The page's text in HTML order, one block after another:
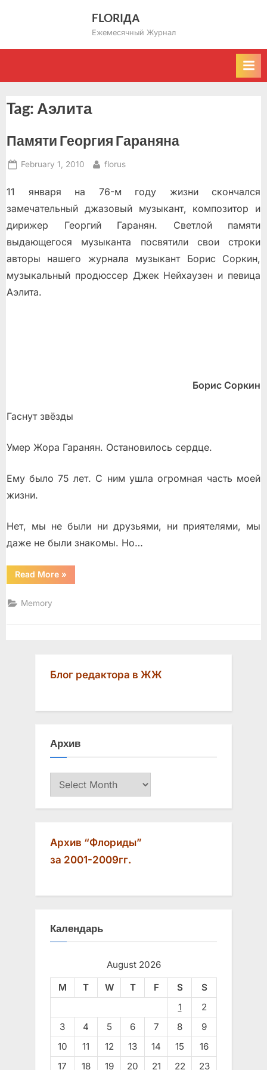
FLORIДА
Ежемесячный Журнал
Tag: Аэлита
Памяти Георгия Гараняна
Posted
February 1, 2010 By
florus
11 января на 76-м году жизни скончался
замечательный джазовый музыкант, композитор и
дирижер Георгий Гаранян. Светлой памяти
выдающегося музыканта посвятили свои строки
авторы нашего журнала музыкант Борис Соркин,
музыкальный продюссер Джек Нейхаузен и певица
Аэлита.
Борис Соркин
Гаснут звёзды
Умер Жора Гаранян. Остановилось сердце.
Ему было 75 лет. С ним ушла огромная часть моей
жизни.
Нет, мы не были ни друзьями, ни приятелями, мы
даже не были знакомы. Но…
Read More“Памяти
Георгия
»
Memory
Блог редактора в ЖЖ
Архив
Архив
Архив “Флориды”
за 2001-2009гг.
Календарь
August 2026
M
T W T F S
S
1
2
3
4 5 6 7 8
9
10
11 12 13 14 15
16
17
18 19 20 21 22 23